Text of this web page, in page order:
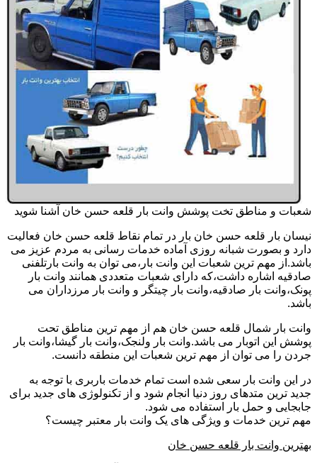
شعبات و مناطق تخت پوشش وانت بار قلعه حسن خان آشنا شوید
نیسان بار قلعه حسن خان بار در تمام نقاط قلعه حسن خان فعالیت
دارد و بصورت شبانه روزی آماده خدمات رسانی به مردم عزیز می
باشد.از مهم ترین شعبات این وانت بار،می توان به وانت بارتلفنی
صادقیه اشاره داشت،که دارای شعبات متعددی همانند وانت بار
پونک،وانت بار صادقیه،وانت بار چیتگر و وانت بار مرزداران می
باشد.
وانت بار شمال قلعه حسن خان هم از مهم ترین مناطق تحت
پوشش این اتوبار می باشد.وانت بار ولنجک،وانت بار گیشا،وانت بار
جردن را می توان از مهم ترین شعبات این منطقه دانست.
در این وانت بار سعی شده است تمام خدمات باربری با توجه به
جدید ترین متدهای روز دنیا انجام شود و از تکنولوژی های جدید برای
جابجایی و حمل بار استفاده می شود.
مهم ترین خدمات و ویژگی های یک وانت بار معتبر چیست؟
بهترین وانت بار قلعه حسن خان